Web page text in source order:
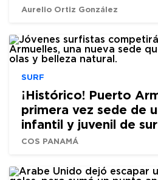
Aurelio Ortiz González
SURF
¡Histórico! Puerto
primera vez sede de
infantil y juvenil de
COS PANAMÁ